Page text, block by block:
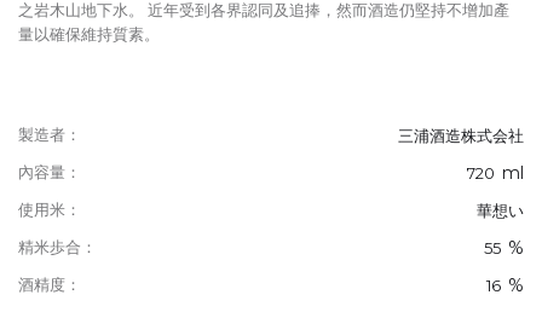
之岩木山地下水。 近年受到各界認同及追捧，然而酒造仍堅持不增加產
量以確保維持質素。
製造者： 三浦酒造株式会社
內容量： 720 ml
使用米： 華想い
精米歩合： 55 %
酒精度： 16 %